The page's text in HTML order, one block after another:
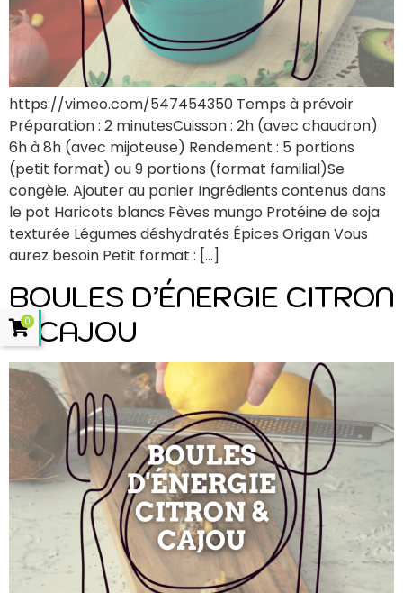
0
https://vimeo.com/547454350 Temps à prévoir
Préparation : 2 minutesCuisson : 2h (avec chaudron)
6h à 8h (avec mijoteuse) Rendement : 5 portions
(petit format) ou 9 portions (format familial)Se
congèle. Ajouter au panier Ingrédients contenus dans
le pot Haricots blancs Fèves mungo Protéine de soja
texturée Légumes déshydratés Épices Origan Vous
aurez besoin Petit format : […]
BOULES D’ÉNERGIE CITRON
& CAJOU